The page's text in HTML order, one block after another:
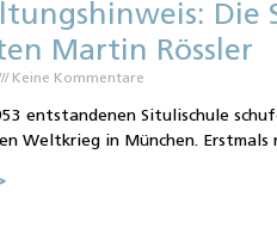
Die
Martin Rössler
Keine Kommentare
entstandenen Situlischule
Weltkrieg in München. Erstmals